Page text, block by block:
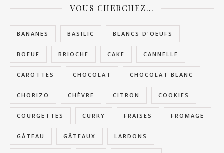
VOUS CHERCHEZ…
BANANES BASILIC BLANCS D'OEUFS
BOEUF BRIOCHE CAKE CANNELLE
CAROTTES CHOCOLAT CHOCOLAT BLANC
CHORIZO CHÈVRE CITRON COOKIES
COURGETTES CURRY FRAISES FROMAGE
GÂTEAU GÂTEAUX LARDONS